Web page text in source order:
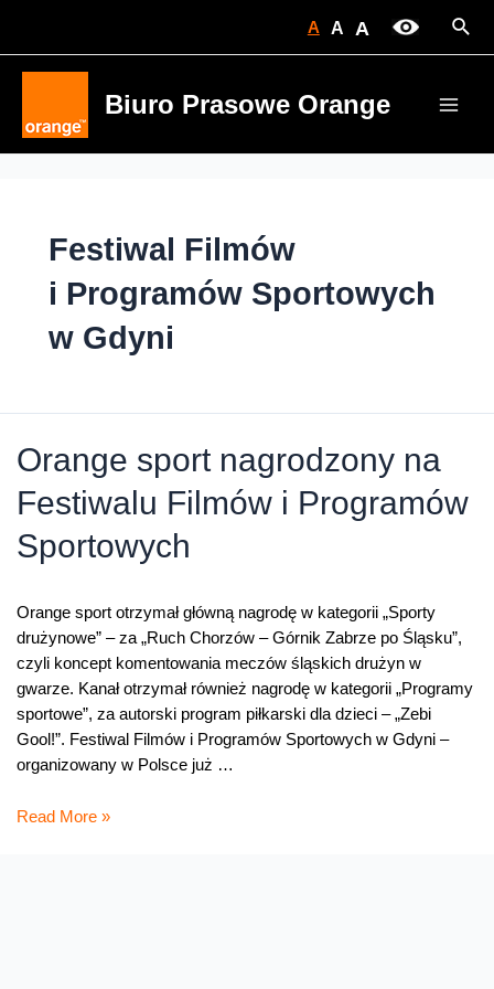
A A A
Biuro Prasowe Orange
Festiwal Filmów
i Programów Sportowych
w Gdyni
Orange sport nagrodzony na
Festiwalu Filmów i Programów
Sportowych
Orange sport otrzymał główną nagrodę w kategorii „Sporty
drużynowe” – za „Ruch Chorzów – Górnik Zabrze po Śląsku”,
czyli koncept komentowania meczów śląskich drużyn w
gwarze. Kanał otrzymał również nagrodę w kategorii „Programy
sportowe”, za autorski program piłkarski dla dzieci – „Zebi
Gool!”. Festiwal Filmów i Programów Sportowych w Gdyni –
organizowany w Polsce już …
Orange
Read More »